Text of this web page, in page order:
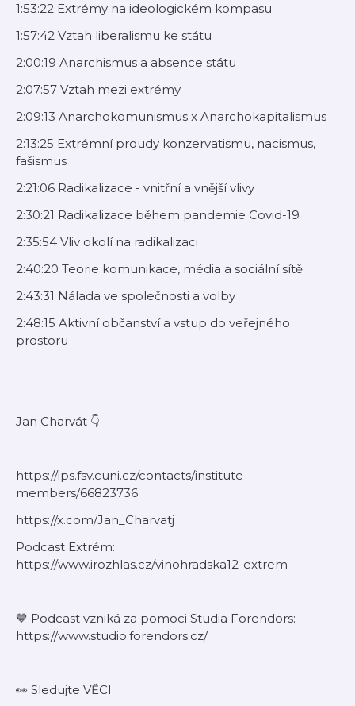
1:53:22 Extrémy na ideologickém kompasu
1:57:42 Vztah liberalismu ke státu
2:00:19 Anarchismus a absence státu
2:07:57 Vztah mezi extrémy
2:09:13 Anarchokomunismus x Anarchokapitalismus
2:13:25 Extrémní proudy konzervatismu, nacismus,
fašismus
2:21:06 Radikalizace - vnitřní a vnější vlivy
2:30:21 Radikalizace během pandemie Covid-19
2:35:54 Vliv okolí na radikalizaci
2:40:20 Teorie komunikace, média a sociální sítě
2:43:31 Nálada ve společnosti a volby
2:48:15 Aktivní občanství a vstup do veřejného
prostoru
Jan Charvát 👇
https://ips.fsv.cuni.cz/contacts/institute-
members/66823736
https://x.com/Jan_Charvatj
Podcast Extrém:
https://www.irozhlas.cz/vinohradska12-extrem
💙 Podcast vzniká za pomoci Studia Forendors:
⁠https://www.studio.forendors.cz/⁠
👀 Sledujte VĚCI